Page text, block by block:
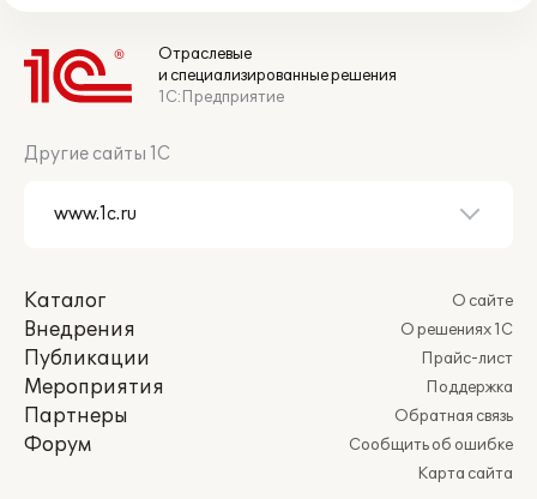
Отраслевые
и специализированные решения
1С:Предприятие
Другие сайты 1С
Каталог
Внедрения
Публикации
Мероприятия
Партнеры
Форум
О сайте
О решениях 1С
Прайс-лист
Поддержка
Обратная связь
Сообщить об ошибке
Карта сайта